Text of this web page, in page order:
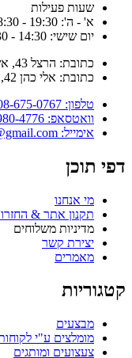
שעות פעילות
א' - ה': 19:30 - 08:30
יום שישי: 14:30 - 08:30
כתובת: הרצל 43, אשקלון
כתובת: אלי כהן 42, אשקלון
טלפון: 08-675-0767
וואטסאפ: 055-980-4776
אימייל: dubitoys.conect@gmail.com
תוכן
מי אנחנו
תקנון אתר & החזרות
מדיניות משלוחים
יצירת קשר
מאמרים
מבצעים
מומלצים ע"י לקוחות
צעצועים ומותגים